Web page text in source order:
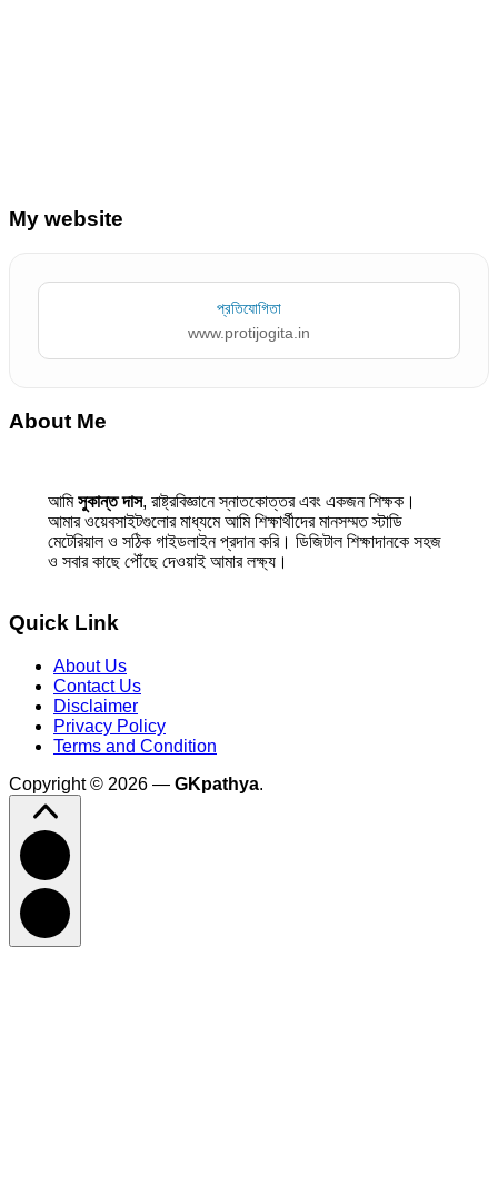
My website
প্রতিযোগিতা
www.protijogita.in
About Me
আমিসুকান্ত দাস, রাষ্ট্রবিজ্ঞানে স্নাতকোত্তর এবং একজন শিক্ষক।
আমার ওয়েবসাইটগুলোর মাধ্যমে আমি শিক্ষার্থীদের মানসম্মত স্টাডি
মেটেরিয়াল ও সঠিক গাইডলাইন প্রদান করি। ডিজিটাল শিক্ষাদানকে সহজ
ও সবার কাছে পৌঁছে দেওয়াই আমার লক্ষ্য।
Quick Link
About Us
Contact Us
Disclaimer
Privacy Policy
Terms and Condition
Copyright © 2026 — GKpathya.